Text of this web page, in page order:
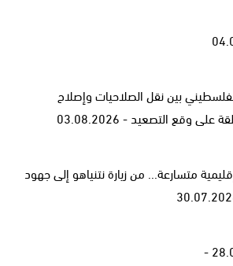
بين نقل الصلاحيات وإصلاح
وقع التصعيد - 03.08.2026
متسارعة... من زيارة نتنياهو إلى جهود